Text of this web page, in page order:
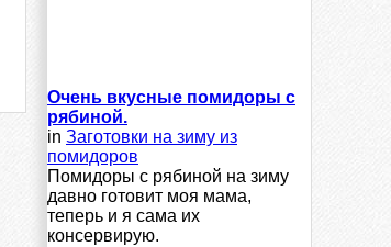
Очень вкусные помидоры с
рябиной.
in Заготовки на зиму из
помидоров
Помидоры с рябиной на зиму
давно готовит моя мама,
теперь и я сама их
консервирую.